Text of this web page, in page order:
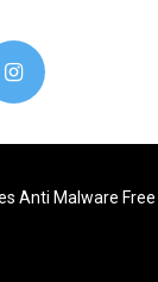
Anti Malware